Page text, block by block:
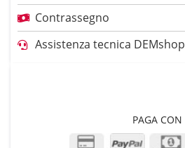
Contrassegno
Assistenza tecnica DEMshop
PAGA CON